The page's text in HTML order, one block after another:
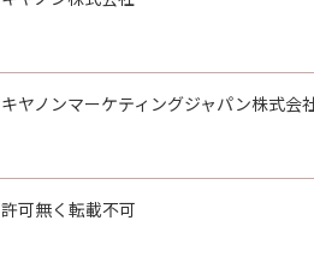
キヤノンマーケティングジャパン株式会
許可無く転載不可